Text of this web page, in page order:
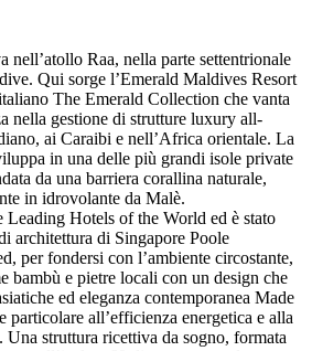
nell’atollo Raa, nella parte settentrionale
Qui sorge l’Emerald Maldives Resort
The Emerald Collection che vanta
nella gestione di strutture luxury all-
ai Caraibi e nell’Africa orientale. La
in una delle più grandi isole private
da una barriera corallina naturale,
in idrovolante da Malè.
Leading Hotels of the World ed è stato
architettura di Singapore Poole
per fondersi con l’ambiente circostante,
bambù e pietre locali con un design che
ed eleganza contemporanea Made
particolare all’efficienza energetica e alla
Una struttura ricettiva da sogno, formata